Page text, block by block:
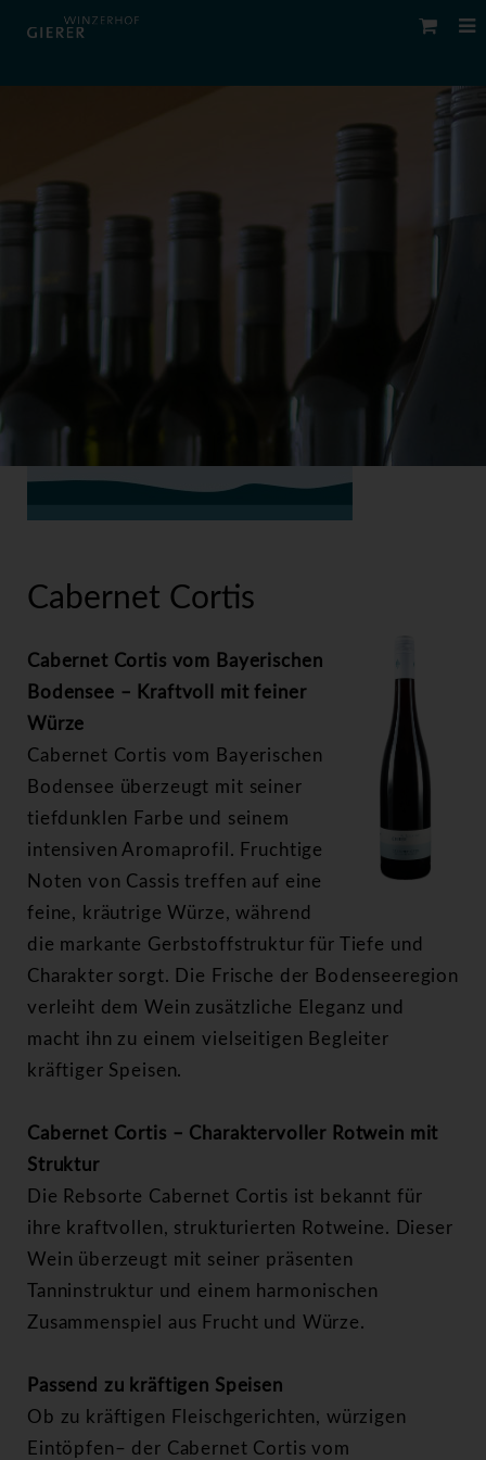
Cabernet Cortis
Cabernet Cortis vom Bayerischen
Bodensee – Kraftvoll mit feiner
Würze
Cabernet Cortis vom Bayerischen
Bodensee überzeugt mit seiner
tiefdunklen Farbe und seinem
intensiven Aromaprofil. Fruchtige
Noten von Cassis treffen auf eine
feine, kräutrige Würze, während
die markante Gerbstoffstruktur für Tiefe und
Charakter sorgt. Die Frische der Bodenseeregion
verleiht dem Wein zusätzliche Eleganz und
macht ihn zu einem vielseitigen Begleiter
kräftiger Speisen.
Cabernet Cortis – Charaktervoller Rotwein mit
Struktur
Die Rebsorte Cabernet Cortis ist bekannt für
ihre kraftvollen, strukturierten Rotweine. Dieser
Wein überzeugt mit seiner präsenten
Tanninstruktur und einem harmonischen
Zusammenspiel aus Frucht und Würze.
Passend zu kräftigen Speisen
Ob zu kräftigen Fleischgerichten, würzigen
Eintöpfen– der Cabernet Cortis vom